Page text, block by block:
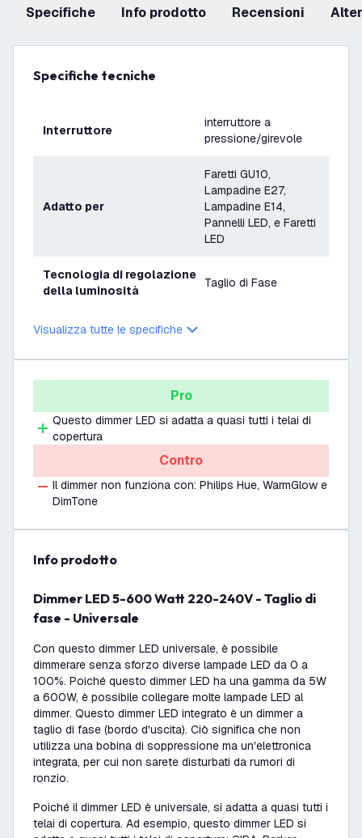
Specifiche info prodotto recensioni
Specifiche tecniche
Interruttore
interruttore a
pressione/girevole
Adatto per
Faretti GU10,
Lampadine E27,
Lampadine E14,
Pannelli LED, e Faretti
LED
Tecnologia di regolazione
della luminosità
Taglio di Fase
Garanzia
Tensione 220-240V
Visualizza tutte le specifiche
Pro
Questo dimmer LED si adatta a quasi tutti i telai di
copertura
Contro
Il dimmer non funziona con: Philips Hue, WarmGlow e
DimTone
info prodotto
Dimmer LED 5-600 Watt 220-240V - Taglio di
fase - Universale
Con questo dimmer LED universale, è possibile
dimmerare senza sforzo diverse lampade LED da 0 a
100%. Poiché questo dimmer LED ha una gamma da 5W
a 600W, è possibile collegare molte lampade LED al
dimmer. Questo dimmer LED integrato è un dimmer a
taglio di fase (bordo d'uscita). Ciò significa che non
utilizza una bobina di soppressione ma un'elettronica
integrata, per cui non sarete disturbati da rumori di
ronzio.
Poiché il dimmer LED è universale, si adatta a quasi tutti i
telai di copertura. Ad esempio, questo dimmer LED si